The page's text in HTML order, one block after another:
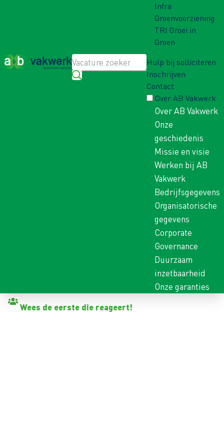
Infra
Groenvoorziening
TRI Groei in
Groen
Hulp bij solliciteren
Inschrijven
Contact
Over AB Vakwerk
Over AB Vakwerk
Onze
geschiedenis
Missie en visie
Werken bij AB
Vakwerk
Bedrijfsgegevens
Organisatorische
gegevens
Corporate
Governance
Duurzaam
inzetbaarheid
Onze garanties
Wees de eerste die reageert!